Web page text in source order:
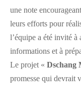
une note
leurs efforts pour
l’équipe a été invité
informations et à
Le projet « Dschang
promesse qui devrait